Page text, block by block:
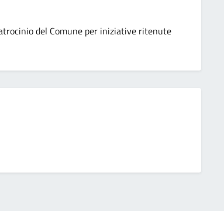
del Comune per iniziative ritenute